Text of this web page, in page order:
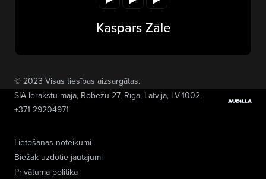
Kaspars Zāle
Lietošanas noteikumi
Biežāk uzdotie jautājumi
Privātuma politika
© 2023 Visas tiesības aizsargātas.
SIA Ierakstu māja, Robežu 27, Rīga, Latvija, LV-1002,
+371 29204971